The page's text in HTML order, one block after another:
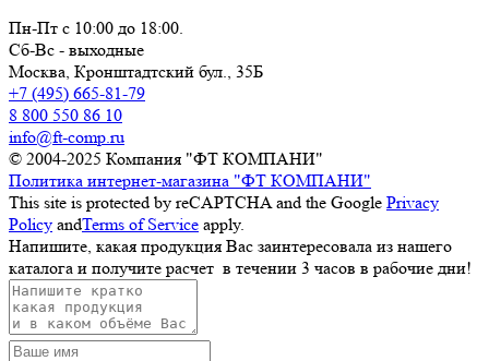
Пн-Пт с 10:00 до 18:00.
Сб-Вс - выходные
Москва, Кронштадтский бул., 35Б
+7 (495) 665-81-79
8 800 550 86 10
info@ft-comp.ru
© 2004-2025 Компания "ФТ КОМПАНИ"
Политика интернет-магазина "ФТ КОМПАНИ"
This site is protected by reCAPTCHA and the Google Privacy
Policy andTerms of Service apply.
Напишите, какая продукция Вас заинтересовала из нашего
каталога и получите расчет в течении 3 часов в рабочие дни!